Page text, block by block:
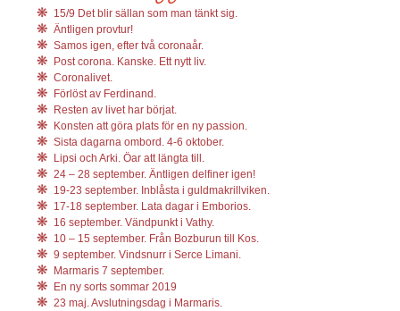
15/9 Det blir sällan som man tänkt sig.
Äntligen provtur!
Samos igen, efter två coronaår.
Post corona. Kanske. Ett nytt liv.
Coronalivet.
Förlöst av Ferdinand.
Resten av livet har börjat.
Konsten att göra plats för en ny passion.
Sista dagarna ombord. 4-6 oktober.
Lipsi och Arki. Öar att längta till.
24 – 28 september. Äntligen delfiner igen!
19-23 september. Inblåsta i guldmakrillviken.
17-18 september. Lata dagar i Emborios.
16 september. Vändpunkt i Vathy.
10 – 15 september. Från Bozburun till Kos.
9 september. Vindsnurr i Serce Limani.
Marmaris 7 september.
En ny sorts sommar 2019
23 maj. Avslutningsdag i Marmaris.